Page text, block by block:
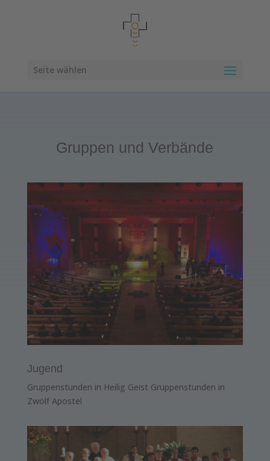
Seite wählen
Gruppen und Verbände
Jugend
Gruppenstunden in Heilig Geist Gruppenstunden in
Zwölf Apostel